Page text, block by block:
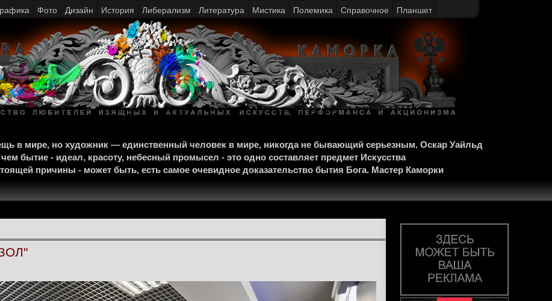
в мире, но художник — единственный человек в мире, никогда не бывающий серьезным. Оскар Уайльд
бытие - идеал, красоту, небесный промысел - это одно составляет предмет Искусства
причины - может быть, есть самое очевидное доказательство бытия Бога. Мастер Каморки
Фото Дизайн История Либерализм Литература Мистика Полемика Справочное Планшет